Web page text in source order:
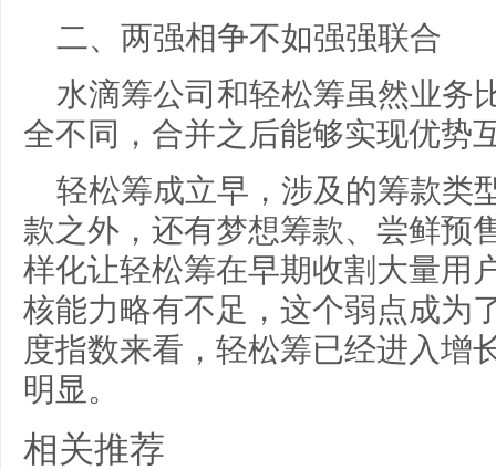
二、两强相争不如强强联合
水滴筹公司和轻松筹虽然业务
全不同，合并之后能够实现优势
轻松筹成立早，涉及的筹款类
款之外，还有梦想筹款、尝鲜预
样化让轻松筹在早期收割大量用
核能力略有不足，这个弱点成为
度指数来看，轻松筹已经进入增
明显。
相关推荐